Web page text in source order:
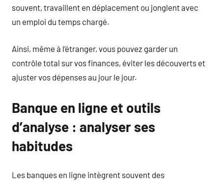
souvent, travaillent en déplacement ou jonglent avec
un emploi du temps chargé.
Ainsi, même à l’étranger, vous pouvez garder un
contrôle total sur vos finances, éviter les découverts et
ajuster vos dépenses au jour le jour.
Banque en ligne et outils
d’analyse : analyser ses
habitudes
Les banques en ligne intègrent souvent des